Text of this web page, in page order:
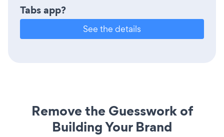
Tabs app?
See the details
Remove the Guesswork of
Building Your Brand